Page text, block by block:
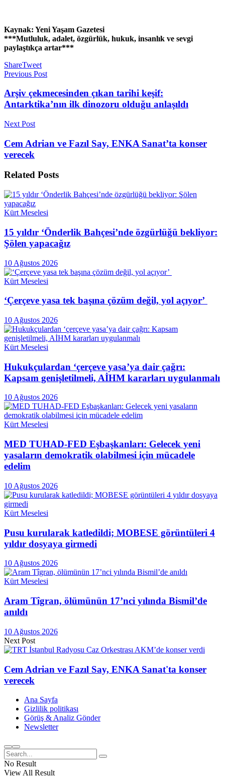
Kaynak: Yeni Yaşam Gazetesi
***Mutluluk, adalet, özgürlük, hukuk, insanlık ve sevgi
paylaştıkça artar***
ShareTweet
Previous Post
Arşiv çekmecesinden çıkan tarihi keşif:
Antarktika’nın ilk dinozoru olduğu anlaşıldı
Next Post
Cem Adrian ve Fazıl Say, ENKA Sanat’ta konser
verecek
Related Posts
Kürt Meselesi
15 yıldır ‘Önderlik Bahçesi’nde özgürlüğü bekliyor:
Şölen yapacağız
10 Ağustos 2026
Kürt Meselesi
‘Çerçeve yasa tek başına çözüm değil, yol açıyor’
10 Ağustos 2026
Kürt Meselesi
Hukukçulardan ‘çerçeve yasa’ya dair çağrı:
Kapsam genişletilmeli, AİHM kararları uygulanmalı
10 Ağustos 2026
Kürt Meselesi
MED TUHAD-FED Eşbaşkanları: Gelecek yeni
yasaların demokratik olabilmesi için mücadele
edelim
10 Ağustos 2026
Kürt Meselesi
Pusu kurularak katledildi; MOBESE görüntüleri 4
yıldır dosyaya girmedi
10 Ağustos 2026
Kürt Meselesi
Aram Tîgran, ölümünün 17’nci yılında Bismil’de
anıldı
10 Ağustos 2026
Next Post
Cem Adrian ve Fazıl Say, ENKA Sanat'ta konser
verecek
Ana Sayfa
Gizlilik politikası
Görüş & Analiz Gönder
Newsletter
No Result
View All Result